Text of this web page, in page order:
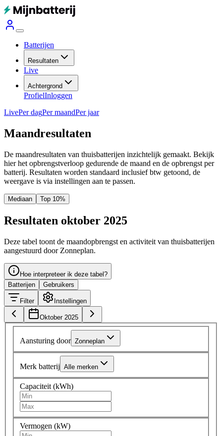
Batterijen
Resultaten
Live
Achtergrond
ProfielInloggen
LivePer dagPer maandPer jaar
Maandresultaten
De maandresultaten van thuisbatterijen inzichtelijk gemaakt. Bekijk
hier het opbrengstverloop gedurende de maand en de opbrengst per
batterij. Resultaten worden standaard inclusief btw getoond, de
weergave is via instellingen aan te passen.
Mediaan Top 10%
Resultaten oktober 2025
Deze tabel toont de maandopbrengst en activiteit van thuisbatterijen
aangestuurd door Zonneplan.
Hoe interpreteer ik deze tabel?
Batterijen
Gebruikers
Filter Instellingen
Oktober 2025
Aansturing door Zonneplan
Merk batterij Alle merken
Capaciteit (kWh)
Vermogen (kW)